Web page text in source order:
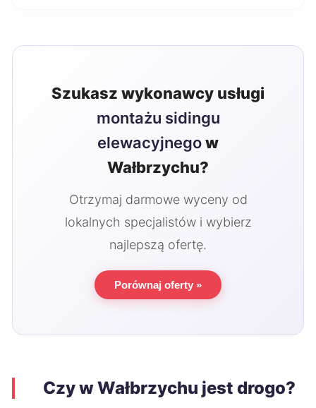
Szukasz wykonawcy usługi
montażu sidingu
elewacyjnegow
Wałbrzychu?
Otrzymaj darmowe wyceny od
lokalnych specjalistów i wybierz
najlepszą ofertę.
Porównaj oferty »
Czy w Wałbrzychu jest drogo?